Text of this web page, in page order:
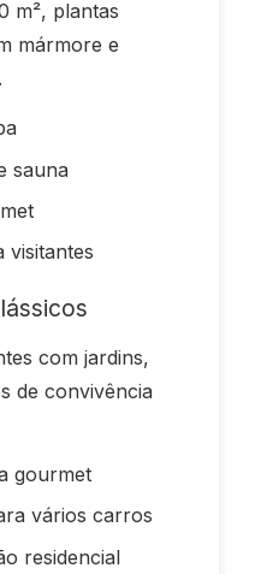
m², plantas
mármore e
sauna
visitantes
com jardins,
de convivência
gourmet
vários carros
residencial